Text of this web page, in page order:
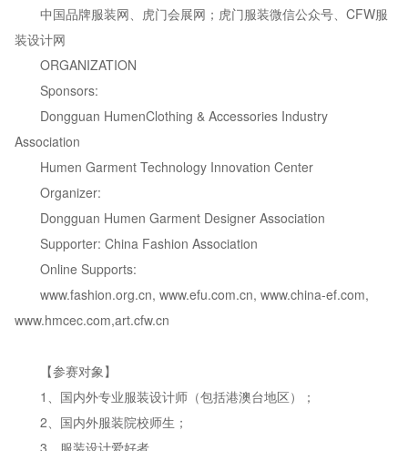
中国品牌服装网、虎门会展网；虎门服装微信公众号、CFW服
装设计网
ORGANIZATION
Sponsors:
Dongguan HumenClothing & Accessories Industry
Association
Humen Garment Technology Innovation Center
Organizer:
Dongguan Humen Garment Designer Association
Supporter: China Fashion Association
Online Supports:
www.fashion.org.cn, www.efu.com.cn, www.china-ef.com,
www.hmcec.com,art.cfw.cn
【参赛对象】
1、国内外专业服装设计师（包括港澳台地区）；
2、国内外服装院校师生；
3、服装设计爱好者。